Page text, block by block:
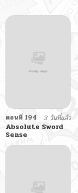
ตอนที่ 194
3 วันที่แล้ว
Absolute Sword
Sense